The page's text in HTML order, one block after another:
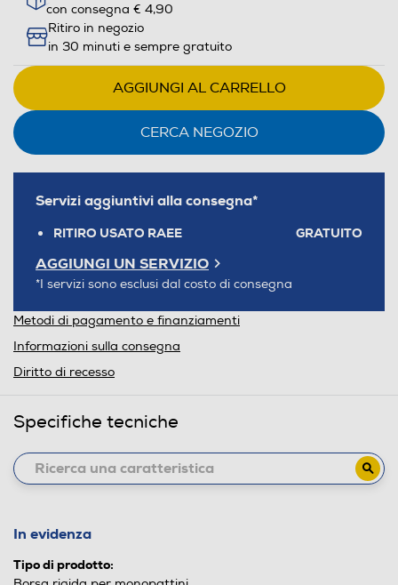
con consegna € 4,90
Ritiro in negozio
in 30 minuti e sempre gratuito
AGGIUNGI AL CARRELLO
CERCA NEGOZIO
Servizi aggiuntivi alla consegna*
RITIRO USATO RAEE GRATUITO
AGGIUNGI UN SERVIZIO
*I servizi sono esclusi dal costo di consegna
Metodi di pagamento e finanziamenti
Informazioni sulla consegna
Diritto di recesso
Specifiche tecniche
In evidenza
Tipo di prodotto: